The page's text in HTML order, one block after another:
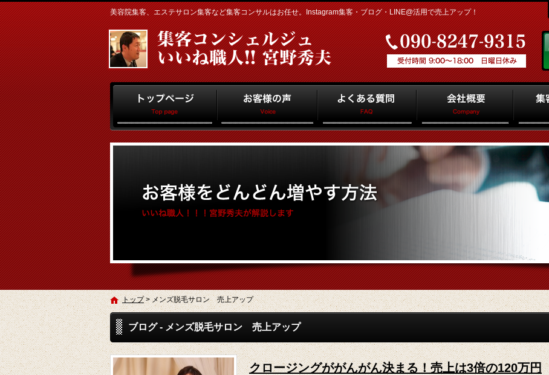
美容院集客、エステサロン集客など集客コンサルはお任せ。Instagram集客・ブログ・LINE@活用で売上アップ！
トップ>メンズ脱毛サロン 売上アップ
ブログ - メンズ脱毛サロン 売上アップ
クロージングががんがん決まる！売上は3倍の120万円